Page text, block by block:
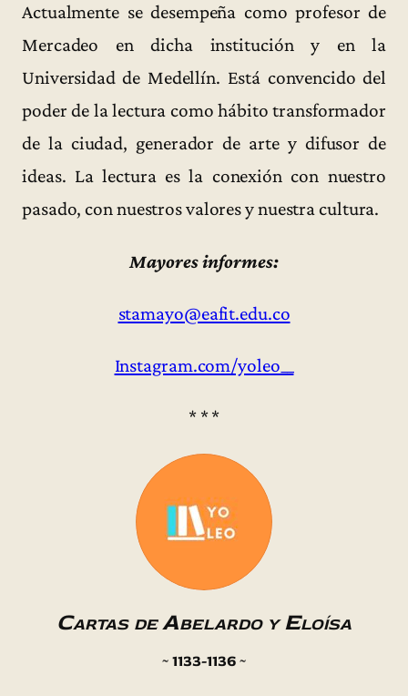
Actualmente se desempeña como profesor de
Mercadeo en dicha institución y en la
Universidad de Medellín. Está convencido del
poder de la lectura como hábito transformador
de la ciudad, generador de arte y difusor de
ideas. La lectura es la conexión con nuestro
pasado, con nuestros valores y nuestra cultura.
Mayores informes:
stamayo@eafit.edu.co
Instagram.com/yoleo__
* * *
Cartas de Abelardo y Eloísa
~ 1133-1136 ~